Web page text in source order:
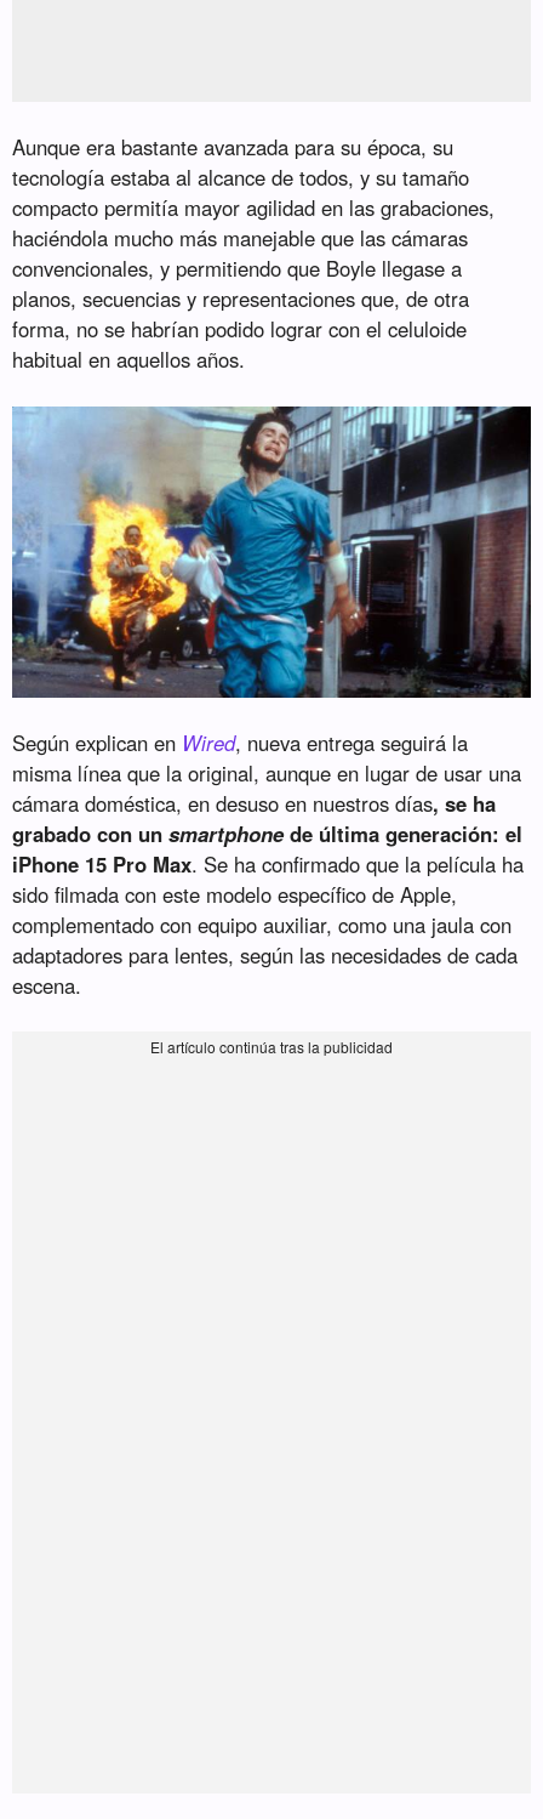
Aunque era bastante avanzada para su época, su
tecnología estaba al alcance de todos, y su tamaño
compacto permitía mayor agilidad en las grabaciones,
haciéndola mucho más manejable que las cámaras
convencionales, y permitiendo que Boyle llegase a
planos, secuencias y representaciones que, de otra
forma, no se habrían podido lograr con el celuloide
habitual en aquellos años.
Según explican en Wired, nueva entrega seguirá la
misma línea que la original, aunque en lugar de usar una
cámara doméstica, en desuso en nuestros días, se ha
grabado con unsmartphonede última generación: el
iPhone 15 Pro Max. Se ha confirmado que la película ha
sido filmada con este modelo específico de Apple,
complementado con equipo auxiliar, como una jaula con
adaptadores para lentes, según las necesidades de cada
escena.